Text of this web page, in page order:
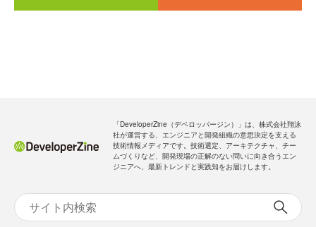
「DeveloperZine（デベロッパージン）」は、株式会社翔泳
社が運営する、エンジニアと開発組織の意思決定を支える
技術情報メディアです。技術選定、アーキテクチャ、チー
ムづくりなど、開発現場の正解のない問いに向き合うエン
ジニアへ、最新トレンドと実践知をお届けします。